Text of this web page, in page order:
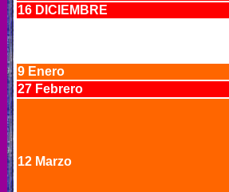
16 DICIEMBRE
9 Enero
27 Febrero
12 Marzo